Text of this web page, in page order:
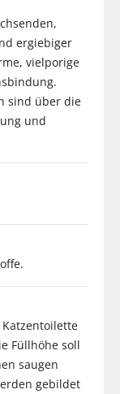
ergiebiger
vielporige
sind über die
und
Füllhöhe soll
saugen
gebildet